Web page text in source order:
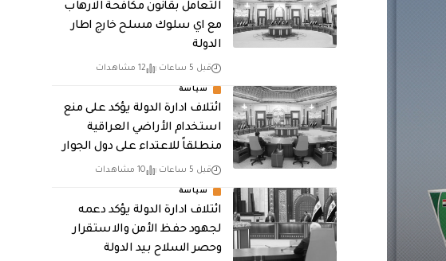
التعامل بقانون مكافحة الارهاب
مع اي سلوك مسلح خارج اطار
الدولة
قبل 5 ساعات 12 مشاهدات
سياسة
ائتلاف ادارة الدولة يؤكد على منع
استخدام الأراضي العراقية
منطلقاً للاعتداء على دول الجوار
قبل 5 ساعات 10 مشاهدات
سياسة
ائتلاف ادارة الدولة يؤكد دعمه
لجهود حفظ الأمن والاستقرار
وحصر السلاح بيد الدولة